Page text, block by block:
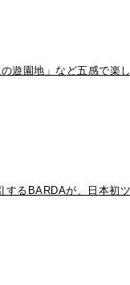
園地」など五感で楽
るBARDAが、日本